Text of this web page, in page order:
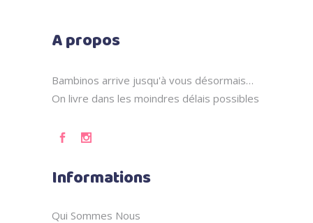
A propos
Bambinos arrive jusqu'à vous désormais…
On livre dans les moindres délais possibles
Informations
Qui Sommes Nous